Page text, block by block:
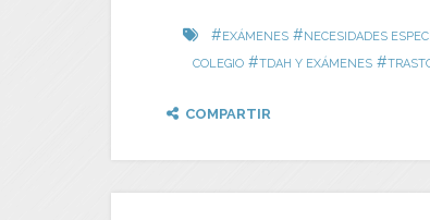
#EXÁMENES #NECESIDADES
COLEGIO#TDAH Y EXÁMENES#
COMPARTIR